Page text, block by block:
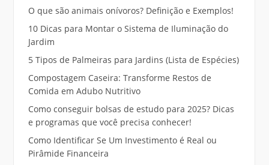
O que são animais onívoros? Definição e Exemplos!
10 Dicas para Montar o Sistema de Iluminação do
Jardim
5 Tipos de Palmeiras para Jardins (Lista de Espécies)
Compostagem Caseira: Transforme Restos de
Comida em Adubo Nutritivo
Como conseguir bolsas de estudo para 2025? Dicas
e programas que você precisa conhecer!
Como Identificar Se Um Investimento é Real ou
Pirâmide Financeira